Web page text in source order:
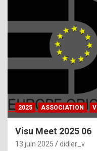
2025 ASSOCIATION
Visu Meet 2025 06
13 juin 2025 didier_v